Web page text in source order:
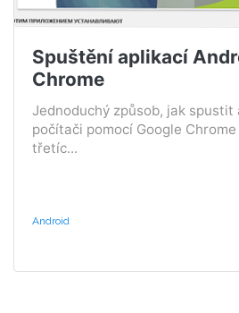
Spuštění aplikací
Chrome
Jednoduchý způsob, jak spustit
počítači pomocí Google Chrome
třetíc...
Android